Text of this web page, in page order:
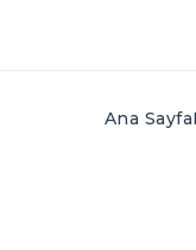
Ana Sayfa